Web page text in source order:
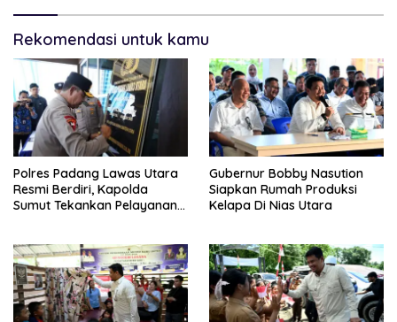
Rekomendasi untuk kamu
Polres Padang Lawas Utara
Resmi Berdiri, Kapolda
Sumut Tekankan Pelayanan
Gubernur Bobby Nasution
Siapkan Rumah Produksi
Kelapa Di Nias Utara